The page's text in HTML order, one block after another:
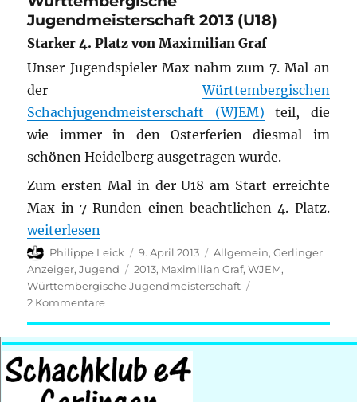
Jugendmeisterschaft 2013 (U18)
Starker 4. Platz von Maximilian Graf
Unser Jugendspieler Max nahm zum 7. Mal an
derWürttembergischen
Schachjugendmeisterschaft (WJEM) teil, die
wie immer in den Osterferien diesmal im
schönen Heidelberg ausgetragen wurde.
Zum ersten Mal in der U18 am Start erreichte
Max in 7 Runden einen beachtlichen 4. Platz.
„Württembergische Jugendmeisterschaft 2013
weiterlesen
Autor
Philippe Leick
Veröffentlicht
am
9. April 2013 Kategorien
Allgemein,Gerlinger
Anzeiger,Jugend Schlagwörter
2013, Maximilian Graf,WJEM,
Württembergische Jugendmeisterschaft
2 Kommentarezu
Jugendmeisterschaft
2013
(U18)